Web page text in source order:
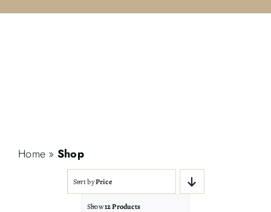
Home » Shop
Sort byPrice
Show12 Products